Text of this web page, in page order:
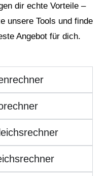
dir echte Vorteile –
unsere Tools und finde
Angebot für dich.